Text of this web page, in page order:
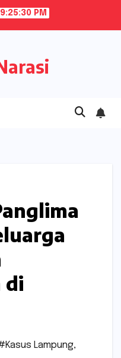
9:25:31 PM
di
Lampung,